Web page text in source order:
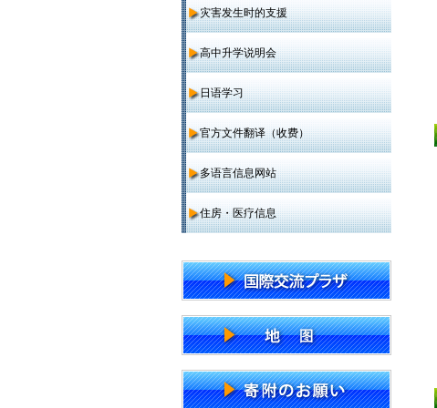
灾害发生时的支援
高中升学说明会
日语学习
官方文件翻译（收费）
多语言信息网站
住房・医疗信息